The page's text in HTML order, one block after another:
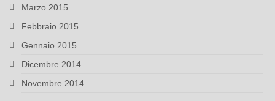
Marzo 2015
Febbraio 2015
Gennaio 2015
Dicembre 2014
Novembre 2014